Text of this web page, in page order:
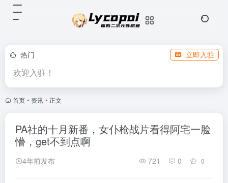
热门 立即入驻
欢迎入驻！
首页 • 资讯 • 正文
PA社的十月新番，女仆枪战片看得阿宅一脸
懵，get不到点啊
4年前发布 721 0 0